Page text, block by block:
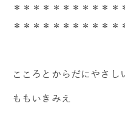
＊＊＊＊＊＊＊＊＊＊＊
＊＊＊＊＊＊＊＊＊＊＊
こころとからだにやさ
ももいきみえ